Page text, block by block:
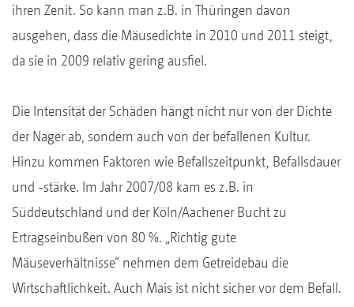
ihren Zenit. So kann man z.B. in Thüringen davon
ausgehen, dass die Mäusedichte in 2010 und 2011 steigt,
da sie in 2009 relativ gering ausfiel.
Die Intensität der Schäden hängt nicht nur von der Dichte
der Nager ab, sondern auch von der befallenen Kultur.
Hinzu kommen Faktoren wie Befallszeitpunkt, Befallsdauer
und -stärke. Im Jahr 2007/08 kam es z.B. in
Süddeutschland und der Köln/Aachener Bucht zu
Ertragseinbußen von 80 %. „Richtig gute
Mäuseverhältnisse“ nehmen dem Getreidebau die
Wirtschaftlichkeit. Auch Mais ist nicht sicher vor dem Befall.